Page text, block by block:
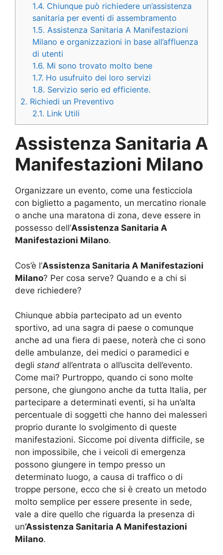
1.4. Chiunque può richiedere un’assistenza
sanitaria per eventi di assembramento
1.5. Assistenza Sanitaria A Manifestazioni
Milano e organizzazioni in base all’affluenza
di utenti
1.6. Mi sono trovato molto bene
1.7. Ho usufruito dei loro servizi
1.8. Servizio serio ed efficiente.
2. Richiedi un Preventivo
2.1. Link Utili
Assistenza Sanitaria A
Manifestazioni Milano
Organizzare un evento, come una festicciola
con biglietto a pagamento, un mercatino rionale
o anche una maratona di zona, deve essere in
possesso dell’Assistenza Sanitaria A
Manifestazioni Milano.
Cos’è l’Assistenza Sanitaria A Manifestazioni
Milano? Per cosa serve? Quando e a chi si
deve richiedere?
Chiunque abbia partecipato ad un evento
sportivo, ad una sagra di paese o comunque
anche ad una fiera di paese, noterà che ci sono
delle ambulanze, dei medici o paramedici e
degli stand all’entrata o all’uscita dell’evento.
Come mai? Purtroppo, quando ci sono molte
persone, che giungono anche da tutta Italia, per
partecipare a determinati eventi, si ha un’alta
percentuale di soggetti che hanno dei malesseri
proprio durante lo svolgimento di queste
manifestazioni. Siccome poi diventa difficile, se
non impossibile, che i veicoli di emergenza
possono giungere in tempo presso un
determinato luogo, a causa di traffico o di
troppe persone, ecco che si è creato un metodo
molto semplice per essere presente in sede,
vale a dire quello che riguarda la presenza di
un’Assistenza Sanitaria A Manifestazioni
Milano.